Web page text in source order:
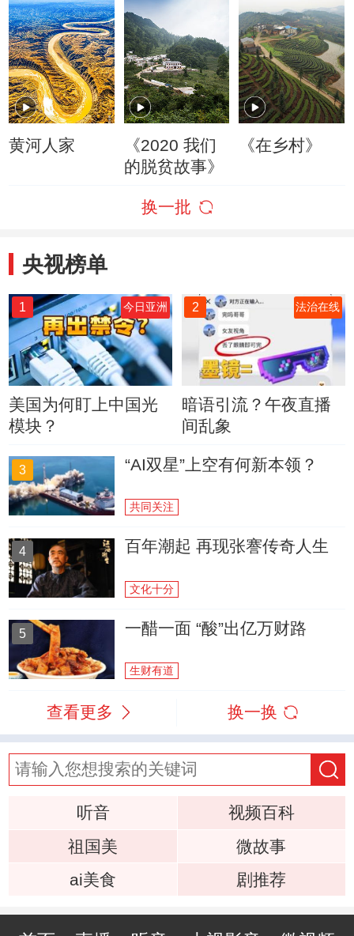
黄河人家
《2020 我们
的脱贫故事》
《在乡村》
换一批
央视榜单
1 今日亚洲
美国为何盯上中国光
模块？
2 法治在线
暗语引流？午夜直播
间乱象
3 “AI双星”上空有何新本领？
共同关注
4 百年潮起 再现张謇传奇人生
文化十分
5 一醋一面 “酸”出亿万财路
生财有道
查看更多 换一换
听音
视频百科
祖国美
微故事
ai美食
剧推荐